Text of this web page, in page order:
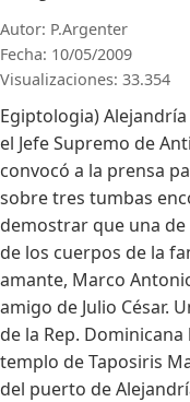
Autor: P.Argenter
Fecha: 10/05/2009
Visualizaciones: 33.354
Egiptologia)
el Jefe Supremo de
convocó a la prensa
sobre tres tumbas
demostrar que una
de los cuerpos de la
amante, Marco
amigo de Julio César.
de la Rep.
templo de Taposiris
del puerto de